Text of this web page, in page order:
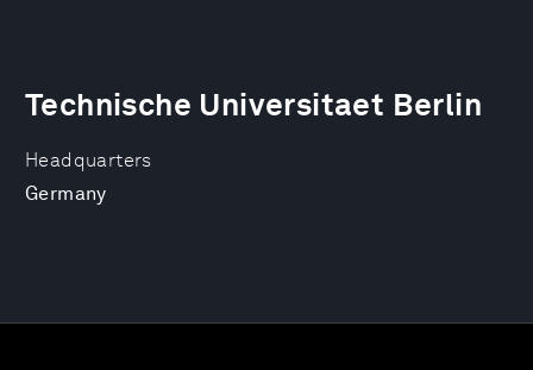
Headquarters
Germany
Technische Universitaet Berlin